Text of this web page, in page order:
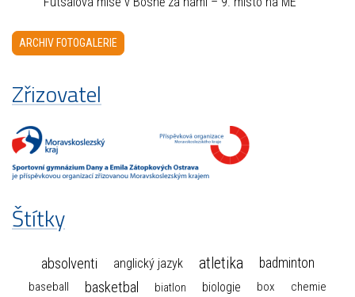
ARCHIV FOTOGALERIE
Zřizovatel
Štítky
absolventi anglický jazyk atletika badminton
baseball basketbal biatlon biologie box chemie